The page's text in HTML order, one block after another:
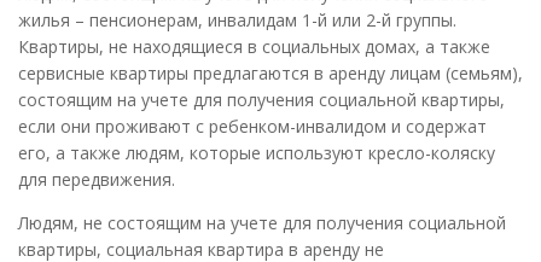
жилья – пенсионерам, инвалидам 1-й или 2-й группы.
Квартиры, не находящиеся в социальных домах, а также
сервисные квартиры предлагаются в аренду лицам (семьям),
состоящим на учете для получения социальной квартиры,
если они проживают с ребенком-инвалидом и содержат
его, а также людям, которые используют кресло-коляску
для передвижения.
Людям, не состоящим на учете для получения социальной
квартиры, социальная квартира в аренду не